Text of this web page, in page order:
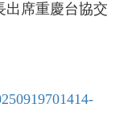
出席重慶台協交